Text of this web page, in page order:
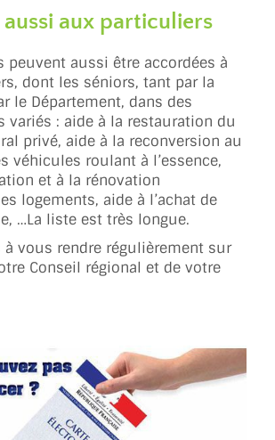
aussi aux particuliers
peuvent aussi être accordées à
dont les séniors, tant par la
le Département, dans des
variés : aide à la restauration du
privé, aide à la reconversion au
véhicules roulant à l’essence,
et à la rénovation
logements, aide à l’achat de
…La liste est très longue.
à vous rendre régulièrement sur
Conseil régional et de votre